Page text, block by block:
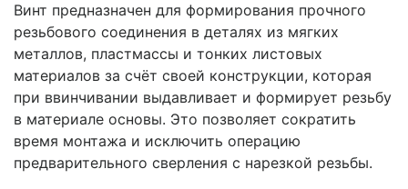
Винт предназначен для формирования прочного
резьбового соединения в деталях из мягких
металлов, пластмассы и тонких листовых
материалов за счёт своей конструкции, которая
при ввинчивании выдавливает и формирует резьбу
в материале основы. Это позволяет сократить
время монтажа и исключить операцию
предварительного сверления с нарезкой резьбы.